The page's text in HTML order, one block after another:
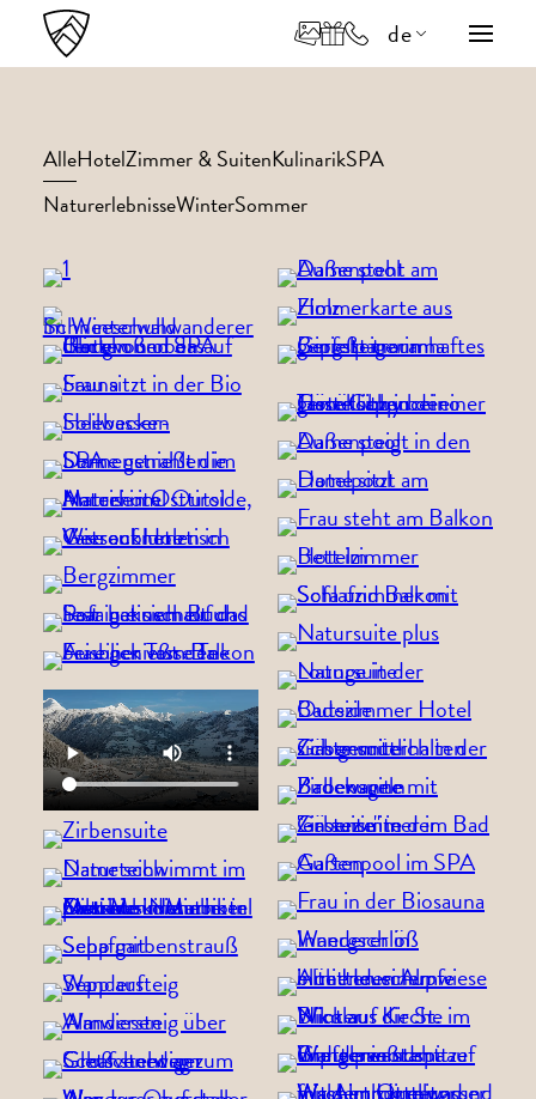
de
en
AlleHotelZimmer & SuitenKulinarikSPA
NaturerlebnisseWinterSommer